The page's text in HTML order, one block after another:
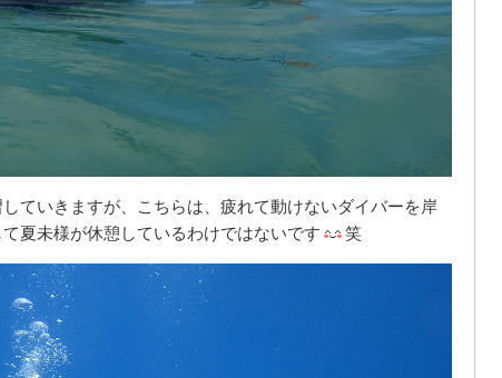
ていきますが、こちらは、疲れて動けないダイバーを岸
夏未様が休憩しているわけではないです
笑